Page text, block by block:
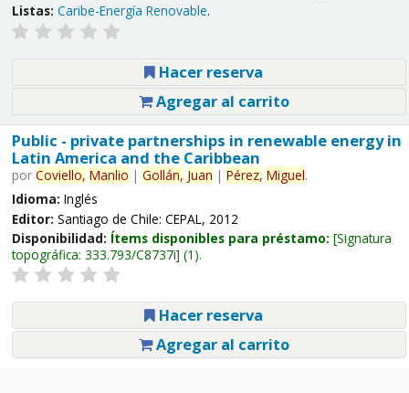
Listas: Caribe-Energía Renovable.
Hacer reserva
Agregar al carrito
Public - private partnerships in renewable energy in
Latin America and the Caribbean
por Coviello, Manlio | Gollán, Juan | Pérez, Miguel.
Idioma: Inglés
Editor: Santiago de Chile: CEPAL, 2012
Disponibilidad: Ítems disponibles para préstamo: Signatura
topográfica: 333.793/C8737i (1).
Hacer reserva
Agregar al carrito